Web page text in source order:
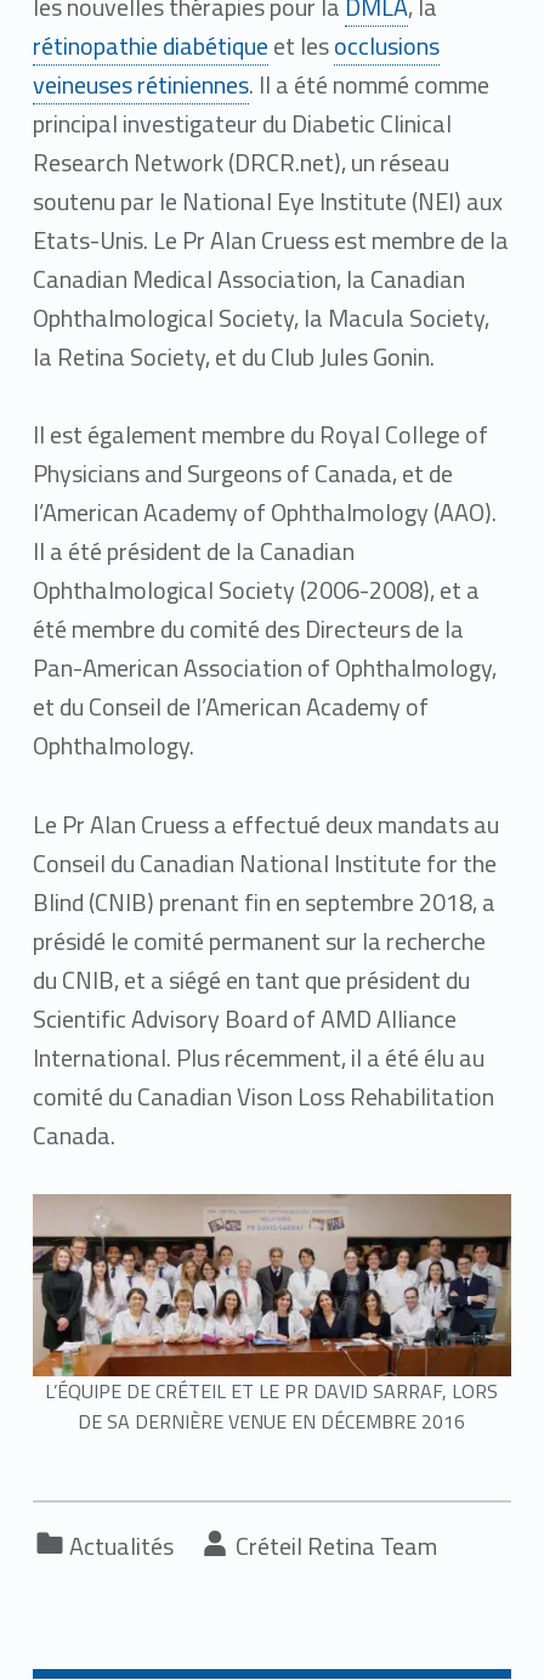
rétinopathie diabétiqueet lesocclusions
veineuses rétiniennes. Il a été nommé comme
principal investigateur du Diabetic Clinical
Research Network (DRCR.net), un réseau
soutenu par le National Eye Institute (NEI) aux
Etats-Unis. Le Pr Alan Cruess est membre de la
Canadian Medical Association, la Canadian
Ophthalmological Society, la Macula Society,
la Retina Society, et du Club Jules Gonin.
Il est également membre du Royal College of
Physicians and Surgeons of Canada, et de
l’American Academy of Ophthalmology (AAO).
Il a été président de la Canadian
Ophthalmological Society (2006-2008), et a
été membre du comité des Directeurs de la
Pan-American Association of Ophthalmology,
et du Conseil de l’American Academy of
Ophthalmology.
Le Pr Alan Cruess a effectué deux mandats au
Conseil du Canadian National Institute for the
Blind (CNIB) prenant fin en septembre 2018, a
présidé le comité permanent sur la recherche
du CNIB, et a siégé en tant que président du
Scientific Advisory Board of AMD Alliance
International. Plus récemment, il a été élu au
comité du Canadian Vison Loss Rehabilitation
Canada.
L’ÉQUIPE DE CRÉTEIL ET LE PR DAVID SARRAF, LORS
DE SA DERNIÈRE VENUE EN DÉCEMBRE 2016
Categorized in:
Actualités Written by:
Créteil Retina Team